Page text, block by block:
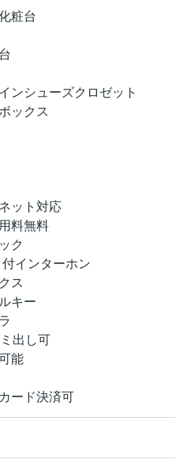
粧台
ンシューズクロゼット
ックス
ット対応
料無料
ク
インターホン
ス
キー
出し可
能
ード決済可